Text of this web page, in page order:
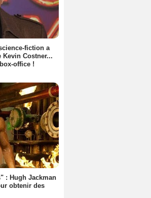
fiction a
Costner...
office !
: Hugh Jackman
obtenir des